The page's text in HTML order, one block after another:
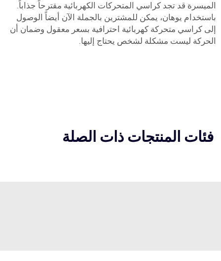
الميسرة قد تجد كراسي المتحركات الكهربائية مقترحاً جذاباً.
باستخدام يوهان، يمكن للمشترين بالجملة الآن أيضاً الوصول
إلى كراسي متحركة كهربائية احترافية بسعر معقول وضمان أن
الحركة ليست مشكلة لشخص يحتاج إليها.
فئات المنتجات ذات الصلة